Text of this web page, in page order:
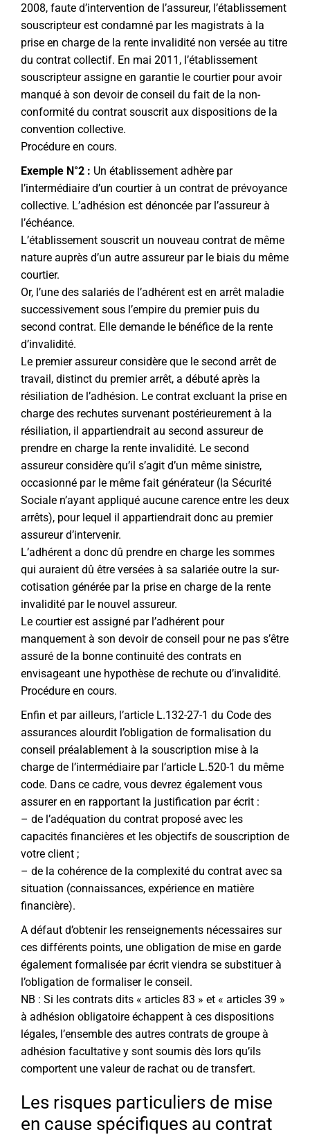
2008, faute d’intervention de l’assureur, l’établissement
souscripteur est condamné par les magistrats à la
prise en charge de la rente invalidité non versée au titre
du contrat collectif. En mai 2011, l’établissement
souscripteur assigne en garantie le courtier pour avoir
manqué à son devoir de conseil du fait de la non-
conformité du contrat souscrit aux dispositions de la
convention collective.
Procédure en cours.
Exemple N°2 : Un établissement adhère par
l’intermédiaire d’un courtier à un contrat de prévoyance
collective. L’adhésion est dénoncée par l’assureur à
l’échéance.
L’établissement souscrit un nouveau contrat de même
nature auprès d’un autre assureur par le biais du même
courtier.
Or, l’une des salariés de l’adhérent est en arrêt maladie
successivement sous l’empire du premier puis du
second contrat. Elle demande le bénéfice de la rente
d’invalidité.
Le premier assureur considère que le second arrêt de
travail, distinct du premier arrêt, a débuté après la
résiliation de l’adhésion. Le contrat excluant la prise en
charge des rechutes survenant postérieurement à la
résiliation, il appartiendrait au second assureur de
prendre en charge la rente invalidité. Le second
assureur considère qu’il s’agit d’un même sinistre,
occasionné par le même fait générateur (la Sécurité
Sociale n’ayant appliqué aucune carence entre les deux
arrêts), pour lequel il appartiendrait donc au premier
assureur d’intervenir.
L’adhérent a donc dû prendre en charge les sommes
qui auraient dû être versées à sa salariée outre la sur-
cotisation générée par la prise en charge de la rente
invalidité par le nouvel assureur.
Le courtier est assigné par l’adhérent pour
manquement à son devoir de conseil pour ne pas s’être
assuré de la bonne continuité des contrats en
envisageant une hypothèse de rechute ou d’invalidité.
Procédure en cours.
Enfin et par ailleurs, l’article L.132-27-1 du Code des
assurances alourdit l’obligation de formalisation du
conseil préalablement à la souscription mise à la
charge de l’intermédiaire par l’article L.520-1 du même
code. Dans ce cadre, vous devrez également vous
assurer en en rapportant la justification par écrit :
– de l’adéquation du contrat proposé avec les
capacités financières et les objectifs de souscription de
votre client ;
– de la cohérence de la complexité du contrat avec sa
situation (connaissances, expérience en matière
financière).
A défaut d’obtenir les renseignements nécessaires sur
ces différents points, une obligation de mise en garde
également formalisée par écrit viendra se substituer à
l’obligation de formaliser le conseil.
NB : Si les contrats dits « articles 83 » et « articles 39 »
à adhésion obligatoire échappent à ces dispositions
légales, l’ensemble des autres contrats de groupe à
adhésion facultative y sont soumis dès lors qu’ils
comportent une valeur de rachat ou de transfert.
Les risques particuliers de mise
en cause spécifiques au contrat